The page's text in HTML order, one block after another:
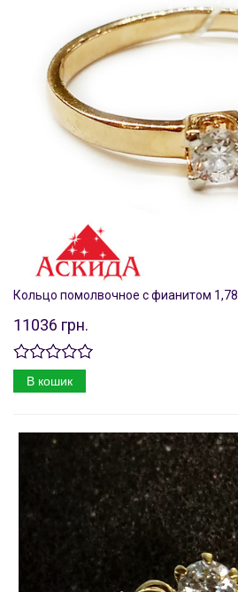
Кольцо помолвочное с фианитом 1,78
11036 грн.
В кошик